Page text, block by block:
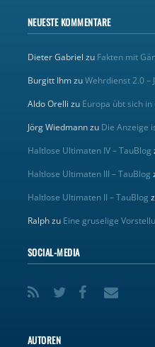
NEUESTE KOMMENTARE
Dieter Gabriel zu Fakten mit
Burgitt IhmzuWehrdienst 2.0 –
Aldo Orelli zu Europa übt sich
Jörg Wiedmannzu Die Anzeige
Haltlose Ultimaten IV – TauBlog
Haltlose Ultimaten III – TauBlog
Haltlose Ultimaten II – TauBlog
Ralphzu Eine gruselige
SOCIAL-MEDIA
AUTOREN